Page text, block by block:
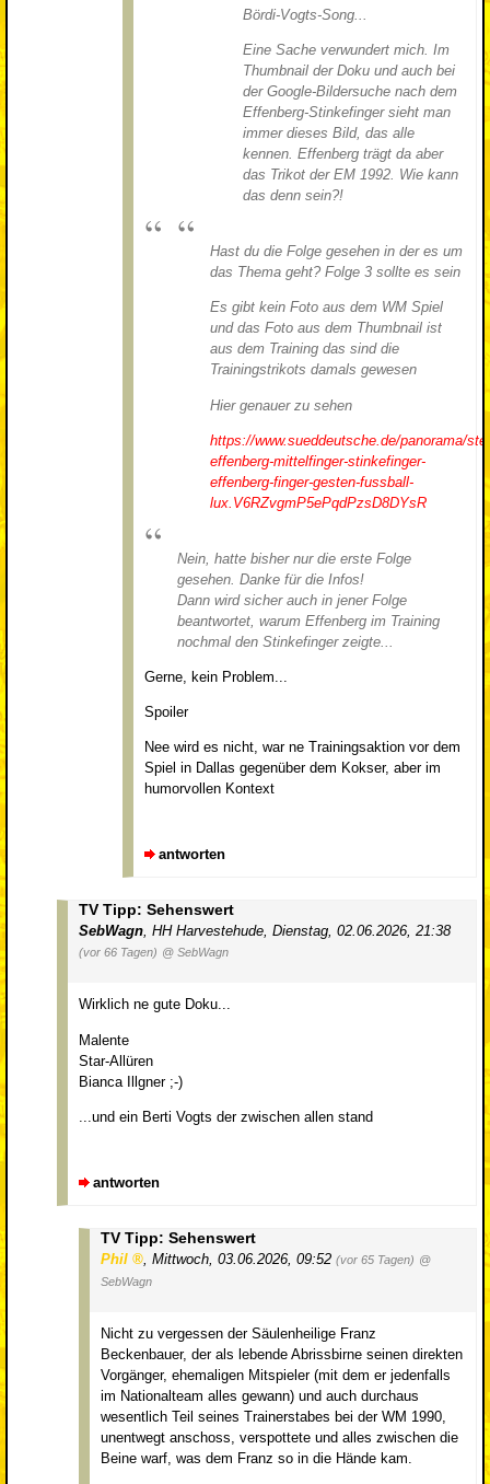
Bördi-Vogts-Song...
Eine Sache verwundert mich. Im
Thumbnail der Doku und auch bei
der Google-Bildersuche nach dem
Effenberg-Stinkefinger sieht man
immer dieses Bild, das alle
kennen. Effenberg trägt da aber
das Trikot der EM 1992. Wie kann
das denn sein?!
Hast du die Folge gesehen in der es um
das Thema geht? Folge 3 sollte es sein
Es gibt kein Foto aus dem WM Spiel
und das Foto aus dem Thumbnail ist
aus dem Training das sind die
Trainingstrikots damals gewesen
Hier genauer zu sehen
https://www.sueddeutsche.de/panorama/
effenberg-mittelfinger-stinkefinger-
effenberg-finger-gesten-fussball-
lux.V6RZvgmP5ePqdPzsD8DYsR
Nein, hatte bisher nur die erste Folge
gesehen. Danke für die Infos!
Dann wird sicher auch in jener Folge
beantwortet, warum Effenberg im Training
nochmal den Stinkefinger zeigte...
Gerne, kein Problem...
Spoiler
Nee wird es nicht, war ne Trainingsaktion vor dem
Spiel in Dallas gegenüber dem Kokser, aber im
humorvollen Kontext
antworten
TV Tipp: Sehenswert
SebWagn, HH Harvestehude, Dienstag, 02.06.2026, 21:38
(vor 66 Tagen) @ SebWagn
Wirklich ne gute Doku...
Malente
Star-Allüren
Bianca Illgner ;-)
...und ein Berti Vogts der zwischen allen stand
antworten
TV Tipp: Sehenswert
Phil Mittwoch, 03.06.2026, 09:52 (vor 65 Tagen) @
SebWagn
Nicht zu vergessen der Säulenheilige Franz
Beckenbauer, der als lebende Abrissbirne seinen direkten
Vorgänger, ehemaligen Mitspieler (mit dem er jedenfalls
im Nationalteam alles gewann) und auch durchaus
wesentlich Teil seines Trainerstabes bei der WM 1990,
unentwegt anschoss, verspottete und alles zwischen die
Beine warf, was dem Franz so in die Hände kam.